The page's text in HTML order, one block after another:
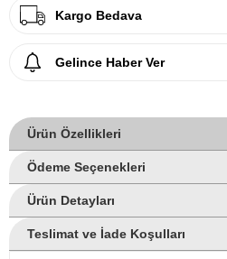
Kargo Bedava
Gelince Haber Ver
Ürün Özellikleri
Ödeme Seçenekleri
Ürün Detayları
Teslimat ve İade Koşulları